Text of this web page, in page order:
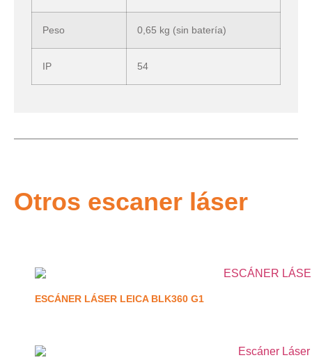
Peso 0,65 kg (sin batería)
IP 54
Otros escaner láser
ESCÁNER LÁSER LEICA BLK360 G1